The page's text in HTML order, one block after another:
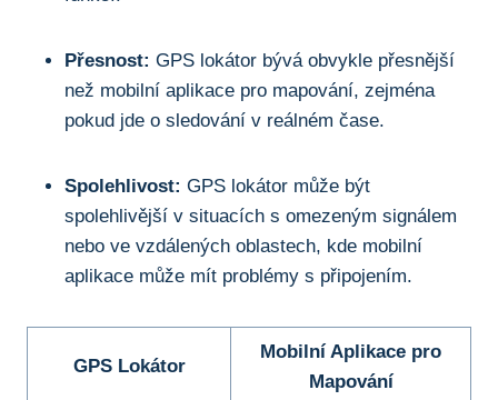
Přesnost: GPS lokátor bývá obvykle přesnější
než mobilní aplikace pro mapování,‌ zejména
pokud jde ⁤o sledování v reálném čase.
Spolehlivost: GPS lokátor může být
⁣spolehlivější v situacích s omezeným signálem
nebo ve vzdálených oblastech,⁢ kde ‍mobilní
aplikace může⁤ mít problémy s připojením.
GPS ‍Lokátor
Mobilní Aplikace pro
Mapování